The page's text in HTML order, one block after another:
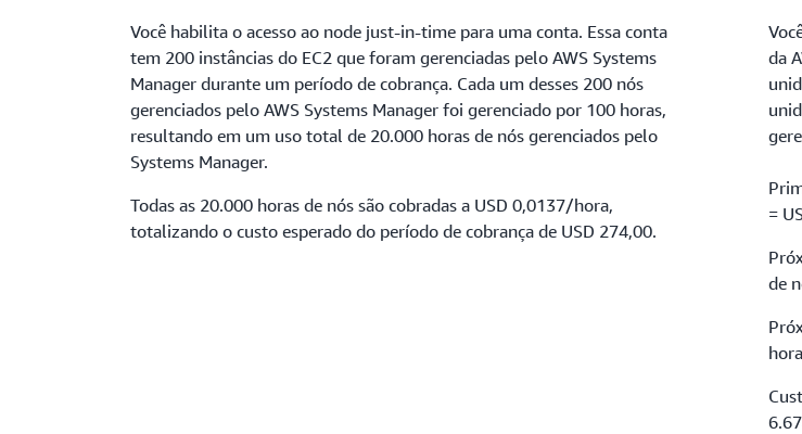
Você habilita o acesso ao node just-in-time para uma conta. Essa conta
tem 200 instâncias do EC2 que foram gerenciadas pelo AWS Systems
Manager durante um período de cobrança. Cada um desses 200 nós
gerenciados pelo AWS Systems Manager foi gerenciado por 100 horas,
resultando em um uso total de 20.000 horas de nós gerenciados pelo
Systems Manager.
Todas as 20.000 horas de nós são cobradas a USD 0,0137/hora,
totalizando o custo esperado do período de cobrança de USD 274,00.
da
=
de